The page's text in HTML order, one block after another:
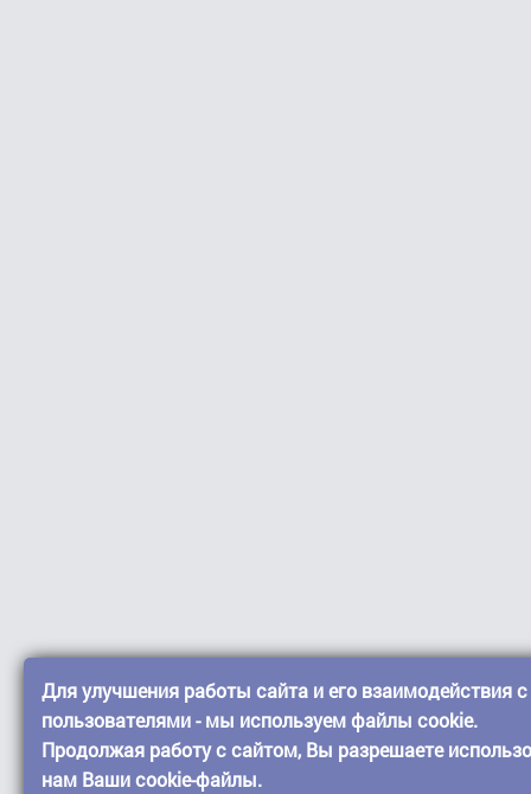
Для улучшения работы сайта и его взаимодействия с
пользователями - мы используем файлы cookie.
Продолжая работу с сайтом, Вы разрешаете
нам Ваши cookie-файлы.